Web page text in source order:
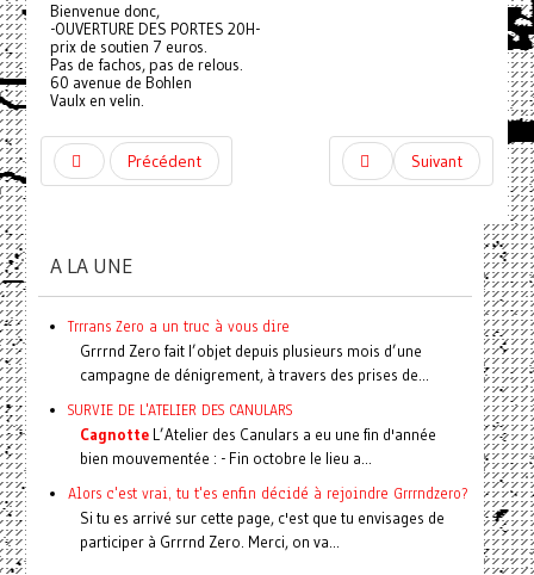
Bienvenue donc,
-OUVERTURE DES PORTES 20H-
prix de soutien 7 euros.
Pas de fachos, pas de relous.
60 avenue de Bohlen
Vaulx en velin.
Précédent Suivant
A LA UNE
Trrrans Zero a un truc à vous dire
Grrrnd Zero fait l’objet depuis plusieurs mois d’une
campagne de dénigrement, à travers des prises de...
SURVIE DE L'ATELIER DES CANULARS
CagnotteL’Atelier des Canulars a eu une fin d'année
bien mouvementée : - Fin octobre le lieu a...
Alors c'est vrai, tu t'es enfin décidé à rejoindre Grrrndzero?
Si tu es arrivé sur cette page, c'est que tu envisages de
participer à Grrrnd Zero. Merci, on va...